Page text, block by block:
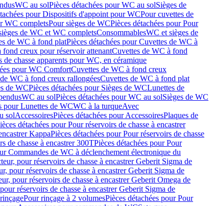
WC au solPièces détachées pour WC au solSièges de
pour Dispositifs d'appoint pour WCPour cuvettes de
WC completsPour sièges de WCPièces détachées pour Pour
de WC et WC completsConsommablesWC et sièges de
de WC à fond platPièces détachées pour Cuvettes de WC à
fond creux pour réservoir attenantCuvettes de WC à fond
de chasse apparents pour WC, en céramique
pour WC ComfortCuvettes de WC à fond creux
WC à fond creux rallongéesCuvettes de WC à fond plat
de WCPièces détachées pour Sièges de WCLunettes de
WC au solPièces détachées pour WC au solSièges de WC
pour Lunettes de WCWC à la turqueAvec
solAccessoiresPièces détachées pour AccessoiresPlaques de
détachées pour Pour réservoirs de chasse à encastrer
KappaPièces détachées pour Pour réservoirs de chasse
de chasse à encastrer 300TPièces détachées pour Pour
Commandes de WC à déclenchement électronique du
pour réservoirs de chasse à encastrer Geberit Sigma de
pour réservoirs de chasse à encastrer Geberit Sigma de
pour réservoirs de chasse à encastrer Geberit Omega de
réservoirs de chasse à encastrer Geberit Sigma de
Pour rinçage à 2 volumesPièces détachées pour Pour